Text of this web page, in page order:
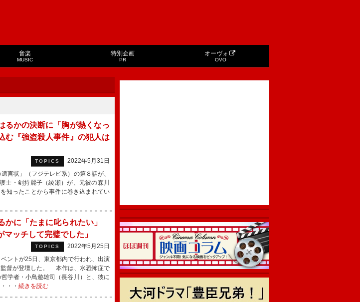
音楽
MUSIC
特別企画
PR
オーヴォ
OVO
るかの決断に「胸が熱くなっ
『強盗殺人事件』の犯人は
TOPICS
2022年5月31日
言状」（フジテレビ系）の第８話が、
・剣持麗子（綾瀬）が、元彼の森川
知ったことから事件に巻き込まれてい
かに「たまに叱られたい」
マッチして完璧でした」
TOPICS
2022年5月25日
ントが25日、東京都内で行われ、出演
督が登壇した。 本作は、水恐怖症で
学者・小鳥遊雄司（長谷川）と、彼に
・・ 続きを読む